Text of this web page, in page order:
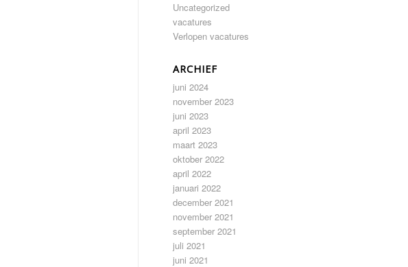
Uncategorized
vacatures
Verlopen vacatures
ARCHIEF
juni 2024
november 2023
juni 2023
april 2023
maart 2023
oktober 2022
april 2022
januari 2022
december 2021
november 2021
september 2021
juli 2021
juni 2021